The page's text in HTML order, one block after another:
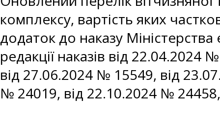
комплексу, вартість яких
додаток до наказу
редакції наказів від
від 27.06.2024 № 15549, від
№ 24019, від 22.10.2024 №